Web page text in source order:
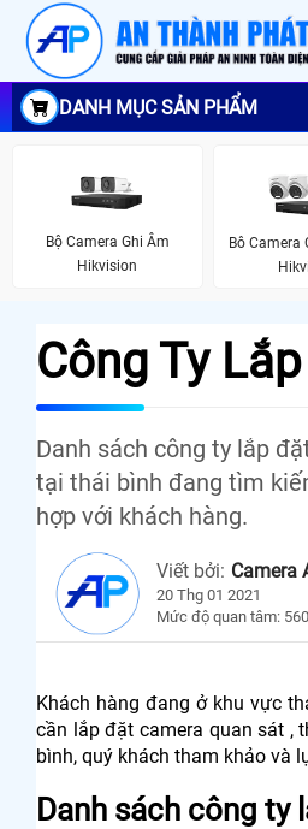
DANH MỤC SẢN PHẨM
Bộ Camera Ghi Âm
Hikvision
Bô Camera
Công Ty
Danh sách công ty lắp
tại thái bình đang tìm
hợp với khách hàng.
Viết bởi: Camera
20 Thg 01 2021
Mức độ quan tâm:
Khách hàng đang ở khu vực
cần lắp đặt camera quan sát ,
bình, quý khách tham khảo và
Danh sách công ty